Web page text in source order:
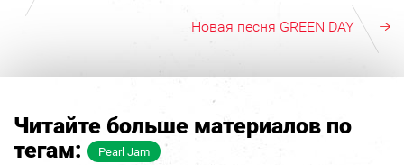
Новая песня GREEN DAY
Читайте больше материалов по
тегам:
Pearl Jam